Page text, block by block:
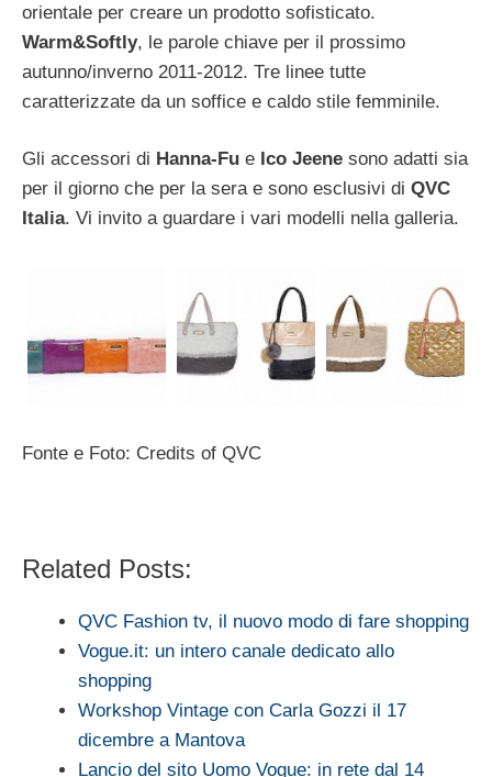
orientale per creare un prodotto sofisticato.
Warm&Softly, le parole chiave per il prossimo
autunno/inverno 2011-2012. Tre linee tutte
caratterizzate da un soffice e caldo stile femminile.
Gli accessori di Hanna-Fu e Ico Jeene sono adatti sia
per il giorno che per la sera e sono esclusivi di QVC
Italia. Vi invito a guardare i vari modelli nella galleria.
Fonte e Foto: Credits of QVC
Related Posts:
QVC Fashion tv, il nuovo modo di fare shopping
Vogue.it: un intero canale dedicato allo
shopping
Workshop Vintage con Carla Gozzi il 17
dicembre a Mantova
Lancio del sito Uomo Vogue: in rete dal 14